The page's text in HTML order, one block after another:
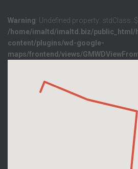
Warning: Undefined property:
/home/imaltd/imaltd.biz/public_html/
content/plugins/wd-google-
maps/frontend/views/